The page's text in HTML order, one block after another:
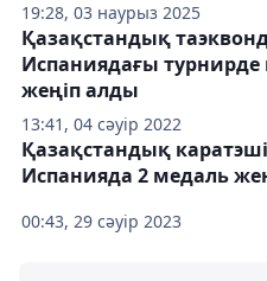
19:28, 03 наурыз 2025
13:41, 04 сәуір 2022
Қазақстандық
Испаниядағы турнирде
жеңіп алды
00:43, 29 сәуір 2023
Қазақстандық
Испанияда 2 медаль